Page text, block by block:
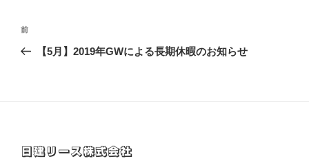
前
の
前
【5月】2019年GWによる長期休暇のお知らせ
日建リース株式会社